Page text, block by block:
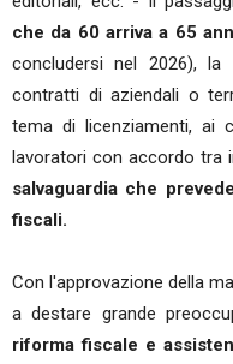
che da 60 arriva a 65
concludersi nel 2026), la
contratti di aziendali o
tema di licenziamenti, ai
lavoratori con accordo tra
salvaguardia che
fiscali.
Con l'approvazione della
a destare grande
riforma fiscale e